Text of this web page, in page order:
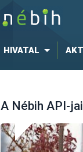
HIVATAL
A Nébih API-jai